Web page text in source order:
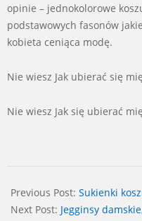
opinie – jednokolorowe
podstawowych fasonów
kobieta ceniąca modę.
Nie wiesz Jak ubierać się
Nie wiesz Jak się ubierać
07-
12
Previous Post: Sukienki
Next Post: Jegginsy